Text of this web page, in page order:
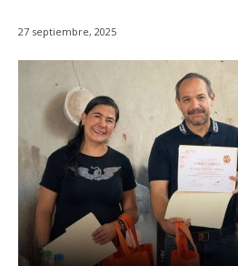
27 septiembre, 2025